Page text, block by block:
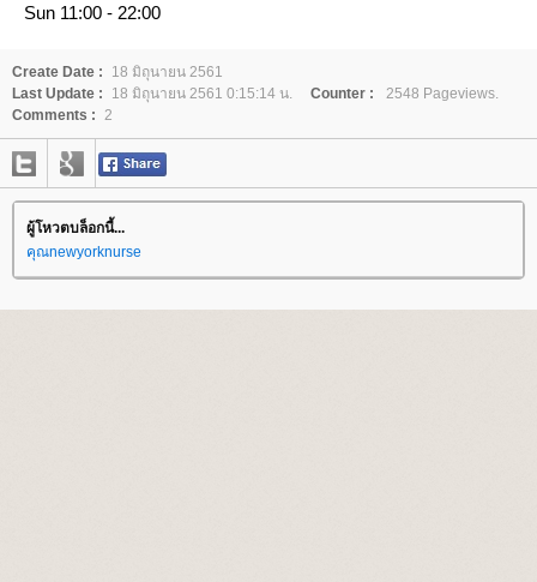
Sun 11:00 - 22:00
Create Date :
18 มิถุนายน 2561
Last Update :
18 มิถุนายน 2561 0:15:14 น. Counter :
2548 Pageviews.
Comments :
2
ผู้โหวตบล็อกนี้...
คุณnewyorknurse